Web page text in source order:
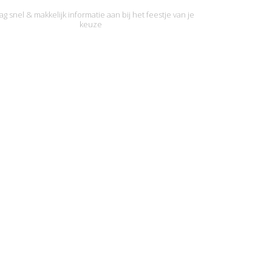
snel & makkelijk informatie aan bij het feestje van je
keuze